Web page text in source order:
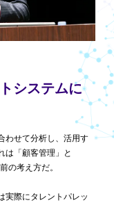
システムに
わせて分析し、活用す
は「顧客管理」と
の考え方だ。
実際にタレントパレッ